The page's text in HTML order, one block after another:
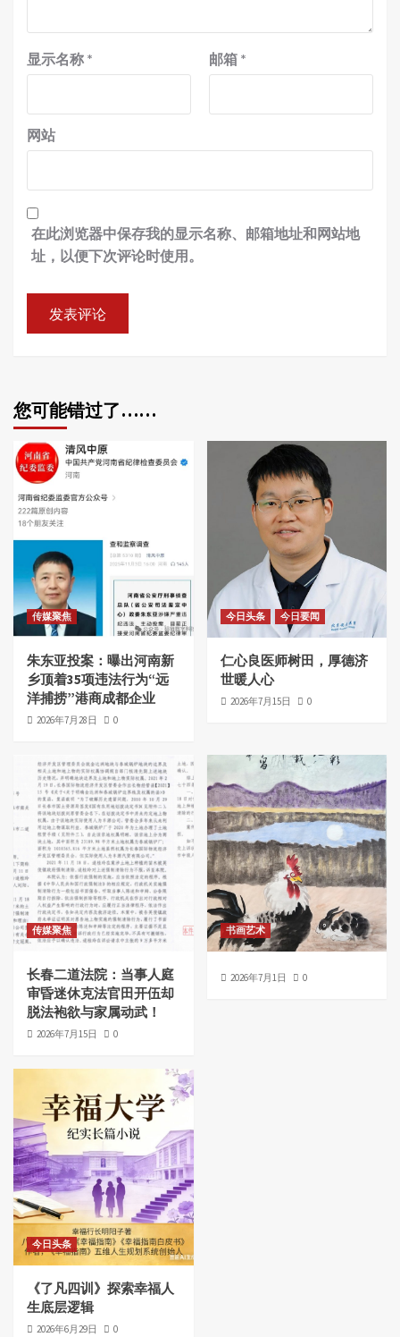
显示名称 * 邮箱 *
网站
在此浏览器中保存我的显示名称、邮箱地址和网站地
址，以便下次评论时使用。
您可能错过了……
传媒聚焦
朱东亚投案：曝出河南新
乡顶着35项违法行为“远
洋捕捞”港商成都企业
2026年7月28日 0
今日头条 今日要闻
仁心良医师树田，厚德济
世暖人心
2026年7月15日 0
传媒聚焦
长春二道法院：当事人庭
审昏迷休克法官田开伍却
脱法袍欲与家属动武！
2026年7月15日 0
书画艺术
2026年7月1日 0
今日头条
《了凡四训》探索幸福人
生底层逻辑
2026年6月29日 0